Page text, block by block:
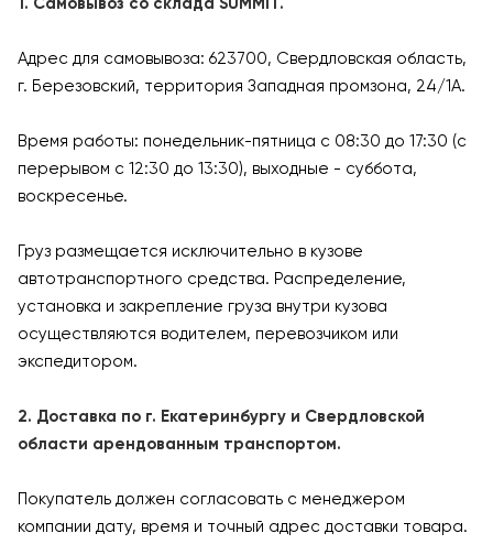
Адрес для самовывоза: 623700, Свердловская область,
г. Березовский, территория Западная промзона, 24/1А.
Время работы: понедельник-пятница с 08:30 до 17:30 (с
перерывом с 12:30 до 13:30), выходные - суббота,
воскресенье.
Груз размещается исключительно в кузове
автотранспортного средства. Распределение,
установка и закрепление груза внутри кузова
осуществляются водителем, перевозчиком или
экспедитором.
2. Доставка по г. Екатеринбургу и Свердловской
области арендованным транспортом.
Покупатель должен согласовать с менеджером
компании дату, время и точный адрес доставки товара.